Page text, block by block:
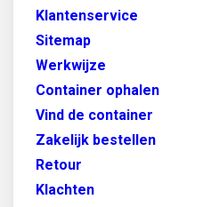
Klantenservice
Sitemap
Werkwijze
Container ophalen
Vind de container
Zakelijk bestellen
Retour
Klachten